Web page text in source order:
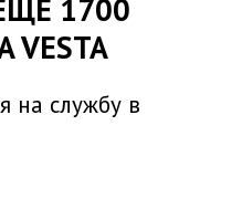
1700
на службу в